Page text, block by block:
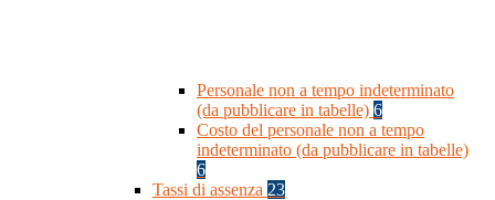
Personale non a tempo indeterminato
(da pubblicare in tabelle) 6
Costo del personale non a tempo
indeterminato (da pubblicare in tabelle)
6
Tassi di assenza 23